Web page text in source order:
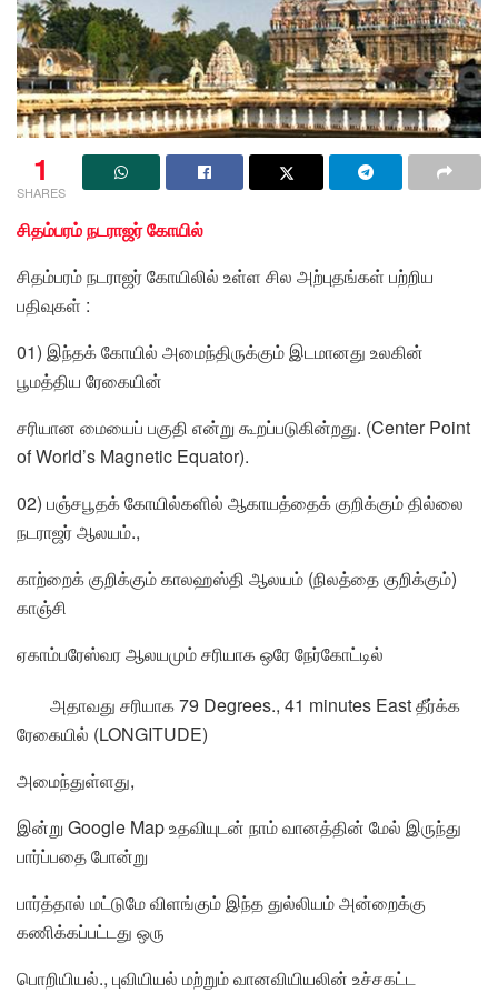
1
SHARES
சிதம்பரம் நடராஜர் கோயில்
சிதம்பரம் நடராஜர் கோயிலில் உள்ள சில அற்புதங்கள் பற்றிய
பதிவுகள் :
01) இந்தக் கோயில் அமைந்திருக்கும் இடமானது உலகின்
பூமத்திய ரேகையின்
சரியான மையைப் பகுதி என்று கூறப்படுகின்றது. (Center Point
of World’s Magnetic Equator).
02) பஞ்சபூதக் கோயில்களில் ஆகாயத்தைக் குறிக்கும் தில்லை
நடராஜர் ஆலயம்.,
காற்றைக் குறிக்கும் காலஹஸ்தி ஆலயம் (நிலத்தை குறிக்கும்)
காஞ்சி
ஏகாம்பரேஸ்வர ஆலயமும் சரியாக ஒரே நேர்கோட்டில்
அதாவது சரியாக 79 Degrees., 41 minutes East தீர்க்க
ரேகையில் (LONGITUDE)
அமைந்துள்ளது,
இன்று Google Map உதவியுடன் நாம் வானத்தின் மேல் இருந்து
பார்ப்பதை போன்று
பார்த்தால் மட்டுமே விளங்கும் இந்த துல்லியம் அன்றைக்கு
கணிக்கப்பட்டது ஒரு
பொறியியல்., புவியியல் மற்றும் வானவியியலின் உச்சகட்ட